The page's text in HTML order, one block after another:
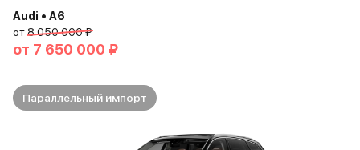
Audi • A6
от8 050 000 ₽
от 7 650 000 ₽
Параллельный импорт